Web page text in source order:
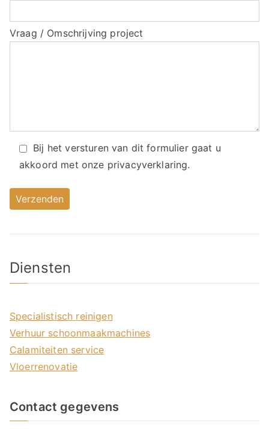
Vraag / Omschrijving project
Bij het versturen van dit formulier gaat u
akkoord met onze privacyverklaring.
Diensten
Specialistisch reinigen
Verhuur schoonmaakmachines
Calamiteiten service
Vloerrenovatie
Contact gegevens